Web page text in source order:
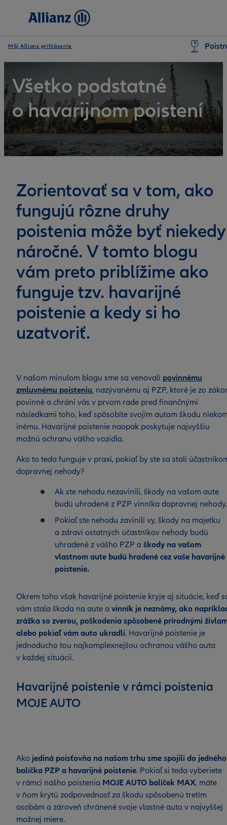
Môj Allianz prihlásenie
Všetko podstatné
o havarijnom poistení
Zorientovať sa v tom, ako
fungujú rôzne druhy
poistenia môže byť niekedy
náročné. V tomto blogu
vám preto priblížime ako
funguje tzv. havarijné
poistenie a kedy si ho
uzatvoriť.
V našom minulom blogu sme sa venovali povinnému
zmluvnému poisteniu, nazývanému aj PZP, ktoré je zo
povinné a chráni vás v prvom rade pred finančnými
následkami toho, keď spôsobíte svojím autom škodu
inému. Havarijné poistenie naopak poskytuje najvyššiu
možnú ochranu vášho vozidla.
Ako to teda funguje v praxi, pokiaľ by ste sa stali
dopravnej nehody?
Ak ste nehodu nezavinili, škody na vašom aute
budú uhradené z PZP vinníka dopravnej nehody.
Pokiaľ ste nehodu zavinili vy, škody na majetku
a zdraví ostatných účastníkov nehody budú
uhradené z vášho PZP a škody na vašom
vlastnom aute budú hradené cez vaše havarijné
poistenie.
Okrem toho však havarijné poistenie kryje aj situácie, keď
vám stala škoda na aute a vinník je neznámy, ako
zrážka so zverou, poškodenia spôsobené prírodnými
alebo pokiaľ vám auto ukradli. Havarijné poistenie je
jednoducho tou najkomplexnejšou ochranou vášho auta
v každej situácii.
Havarijné poistenie v rámci poistenia
MOJE AUTO
Ako jediná poisťovňa na našom trhu sme spojili do jedného
balíčka PZP a havarijné poistenie. Pokiaľ si teda vyberiete
v rámci nášho poistenia MOJE AUTO balíček MAX, máte
v ňom krytú zodpovednosť za škodu spôsobenú tretím
osobám a zároveň chránené svoje vlastné auto v najvyššej
možnej miere.